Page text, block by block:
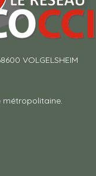
VOLGELSHEIM
métropolitaine.